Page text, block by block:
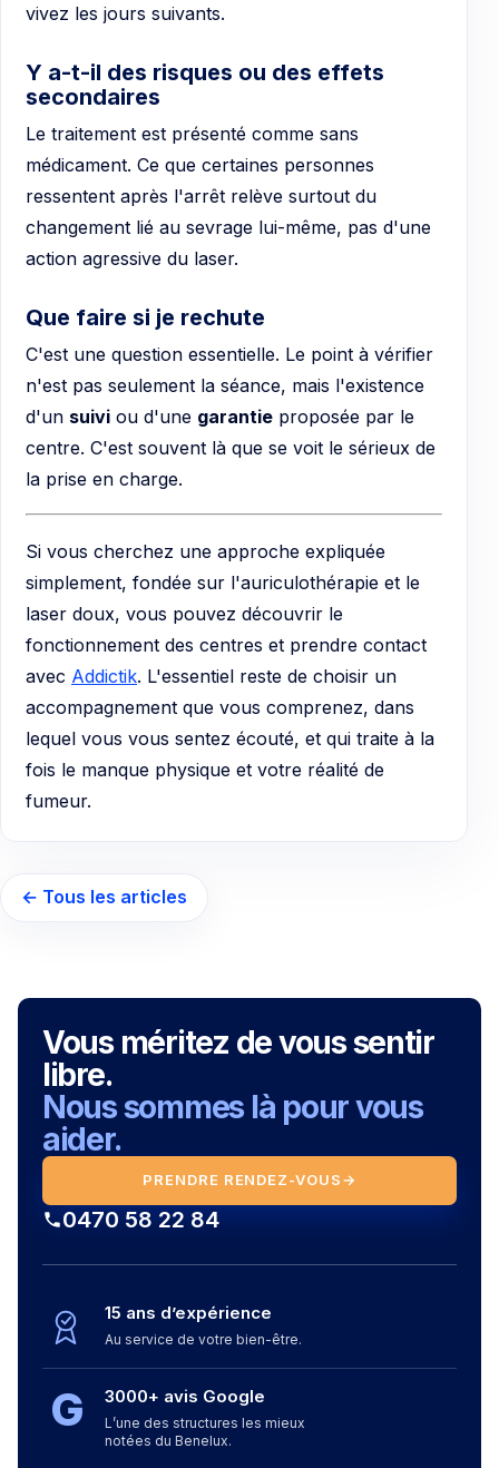
vivez les jours suivants.
Y a-t-il des risques ou des effets
secondaires
Le traitement est présenté comme sans
médicament. Ce que certaines personnes
ressentent après l'arrêt relève surtout du
changement lié au sevrage lui-même, pas d'une
action agressive du laser.
Que faire si je rechute
C'est une question essentielle. Le point à vérifier
n'est pas seulement la séance, mais l'existence
d'un suivi ou d'une garantie proposée par le
centre. C'est souvent là que se voit le sérieux de
la prise en charge.
Si vous cherchez une approche expliquée
simplement, fondée sur l'auriculothérapie et le
laser doux, vous pouvez découvrir le
fonctionnement des centres et prendre contact
avec Addictik. L'essentiel reste de choisir un
accompagnement que vous comprenez, dans
lequel vous vous sentez écouté, et qui traite à la
fois le manque physique et votre réalité de
fumeur.
← Tous les articles
Vous méritez de vous sentir
libre.
Nous sommes là pour vous
aider.
PRENDRE RENDEZ-VOUS→
0470 58 22 84
15 ans d’expérience
Au service de votre bien-être.
G 3000+ avis Google
L’une des structures les mieux
notées du Benelux.